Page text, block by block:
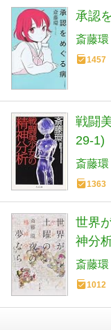
承認
斎藤環
1457
戦闘
29-1)
斎藤環
1363
世界
神分
斎藤環
1012